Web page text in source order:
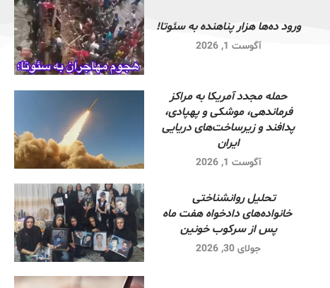
ورود ده‌ها هزار پناهنده به سئوتا!
آگوست 1, 2026
حمله مجدد آمریکا به مراکز
فرماندهی، موشکی و پهپادی،
پدافند و زیرساخت‌های دریایی
ایران
آگوست 1, 2026
تحلیل روانشناختی
خانواده‌های دادخواه هفت ماه
پس از سرکوب خونین
جولای 30, 2026